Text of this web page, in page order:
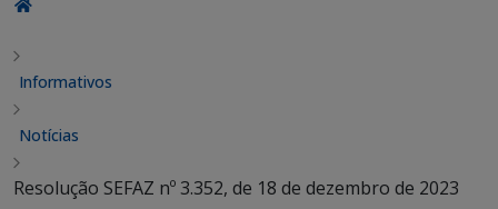
Informativos
Notícias
Resolução SEFAZ nº 3.352, de 18 de dezembro de 2023